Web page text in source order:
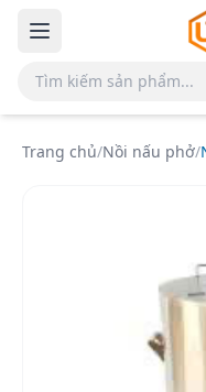
Bỏ qua đến nội dung
Trang chủ/Nồi nấu phở/